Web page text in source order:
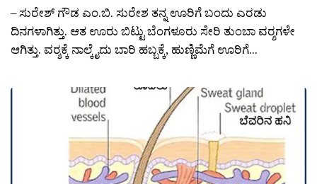
– ಸುರೇಶ್ ಗೌಡ ಎಂ.ಬಿ. ಸುರೇಶ ತನ್ನ ಊರಿಗೆ ಬಂದು ಎರಡು
ದಿನಗಳಾಗಿತ್ತು. ಆತ ಊರು ಬಿಟ್ಟು ಬೆಂಗಳೂರು ಸೇರಿ ತುಂಬಾ ವರ‍್ಶಗಳೇ
ಆಗಿತ್ತು. ವರ‍್ಶಕ್ಕೆ ನಾಲ್ಕೈದು ಬಾರಿ ಹಬ್ಬಕ್ಕೆ, ಹುಣ್ಣಿಮೆಗೆ ಊರಿಗೆ...